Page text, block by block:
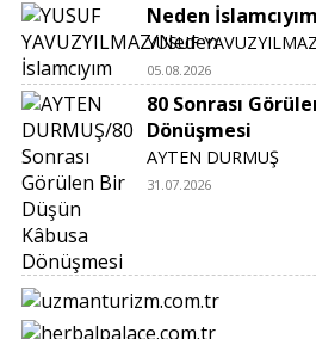
Neden İslamcıyım
YUSUF YAVUZYILMAZ
05.08.2026
80 Sonrası
Dönüşmesi
AYTEN DURMUŞ
31.07.2026